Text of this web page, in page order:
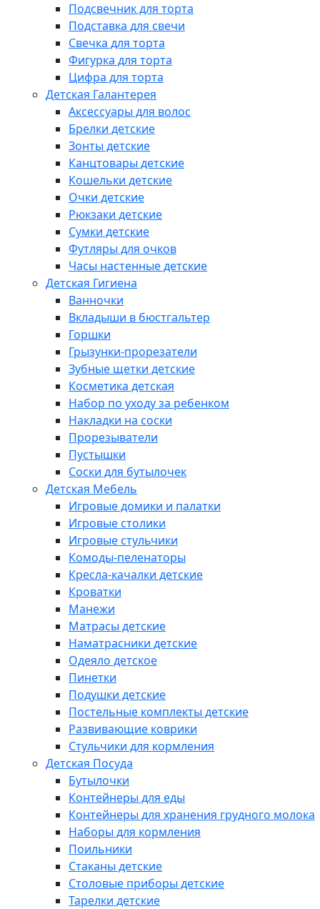
Подсвечник для торта
Подставка для свечи
Свечка для торта
Фигурка для торта
Цифра для торта
Детская Галантерея
Аксессуары для волос
Брелки детские
Зонты детские
Канцтовары детские
Кошельки детские
Очки детские
Рюкзаки детские
Сумки детские
Футляры для очков
Часы настенные детские
Детская Гигиена
Ванночки
Вкладыши в бюстгальтер
Горшки
Грызунки-прорезатели
Зубные щетки детские
Косметика детская
Набор по уходу за ребенком
Накладки на соски
Прорезыватели
Пустышки
Соски для бутылочек
Детская Мебель
Игровые домики и палатки
Игровые столики
Игровые стульчики
Комоды-пеленаторы
Кресла-качалки детские
Кроватки
Манежи
Матрасы детские
Наматрасники детские
Одеяло детское
Пинетки
Подушки детские
Постельные комплекты детские
Развивающие коврики
Стульчики для кормления
Детская Посуда
Бутылочки
Контейнеры для еды
Контейнеры для хранения грудного молока
Наборы для кормления
Поильники
Стаканы детские
Столовые приборы детские
Тарелки детские